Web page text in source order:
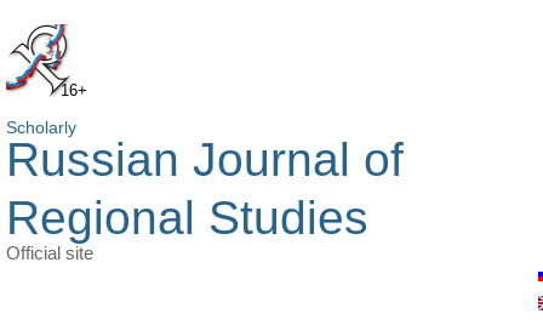
16+
Scholarly
Russian Journal of
Regional Studies
Official site